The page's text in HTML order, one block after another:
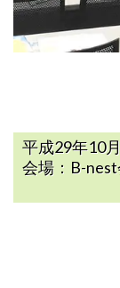
平成29年10
会場：B-nest